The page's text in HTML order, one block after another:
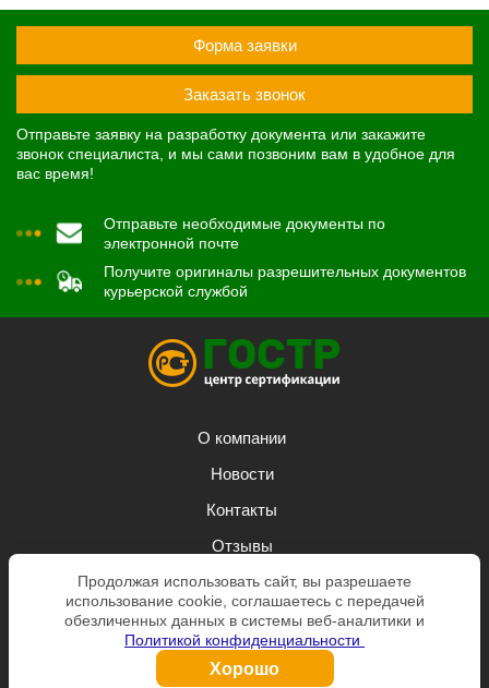
Форма заявки
Заказать звонок
Отправьте заявку на разработку документа или закажите
звонок специалиста, и мы сами позвоним вам в удобное для
вас время!
Отправьте необходимые документы по
электронной почте
Получите оригиналы разрешительных документов
курьерской службой
О компании
Новости
Контакты
Отзывы
Задать вопрос
Заказать звонок
Согласие на обработку персональных данных
Продолжая использовать сайт, вы разрешаете
использование cookie, соглашаетесь с передачей
обезличенных данных в системы веб-аналитики и
Политикой конфиденциальности
Хорошо